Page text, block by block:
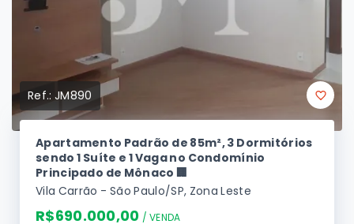
Ref.:JM890
Apartamento Padrão de 85m², 3 Dormitórios
sendo 1 Suíte e 1 Vaga no Condomínio
Principado de Mônaco 🏢